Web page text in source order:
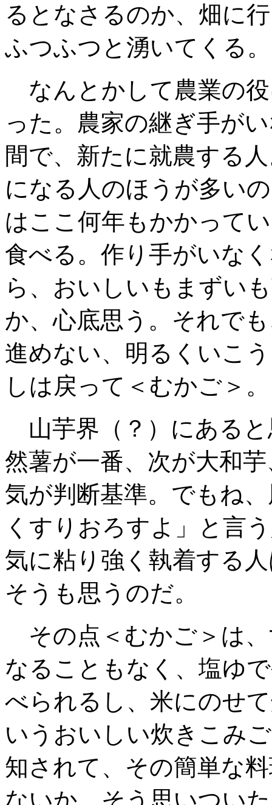
るとなさるのか、畑に
ふつふつと湧いてくる。
なんとかして農業の
った 。農家の継ぎ手が
間で、新たに就農する
になる人のほうが多い
はここ何年もかかって
食べる。作り手がいな
ら、おいしいもまずい
か、心底思う。それで
進めない、明るくいこ
しは戻って＜むかご＞。
山芋界（？）にある
然薯が一番、次が大和
気が判断基準。でもね
くすりおろすよ」と言
気に粘り強く執着する
そうも思うのだ。
その点＜むかご＞は
なることもなく 、塩ゆ
べられるし、米にのせ
いうおいしい炊きこみ
知されて、その簡単な
ないか、そう思いつい